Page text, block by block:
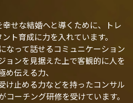
せな結婚へと導くために、トレ
ト育成に力を入れています。
なって話せるコミュニケーション
ョンを見据えた上で客観的に人を
め伝える力、
け止める力などを持ったコンサル
コーチング研修を受けています。